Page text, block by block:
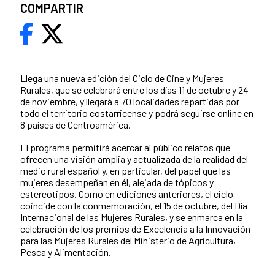
Llega una nueva edición del Ciclo de Cine y Mujeres
Rurales, que se celebrará entre los días 11 de octubre y 24
de noviembre, y llegará a 70 localidades repartidas por
todo el territorio costarricense y podrá seguirse online en
8 países de Centroamérica.
El programa permitirá acercar al público relatos que
ofrecen una visión amplia y actualizada de la realidad del
medio rural español y, en particular, del papel que las
mujeres desempeñan en él, alejada de tópicos y
estereotipos. Como en ediciones anteriores, el ciclo
coincide con la conmemoración, el 15 de octubre, del Día
Internacional de las Mujeres Rurales, y se enmarca en la
celebración de los premios de Excelencia a la Innovación
para las Mujeres Rurales del Ministerio de Agricultura,
Pesca y Alimentación.
COMPARTIR